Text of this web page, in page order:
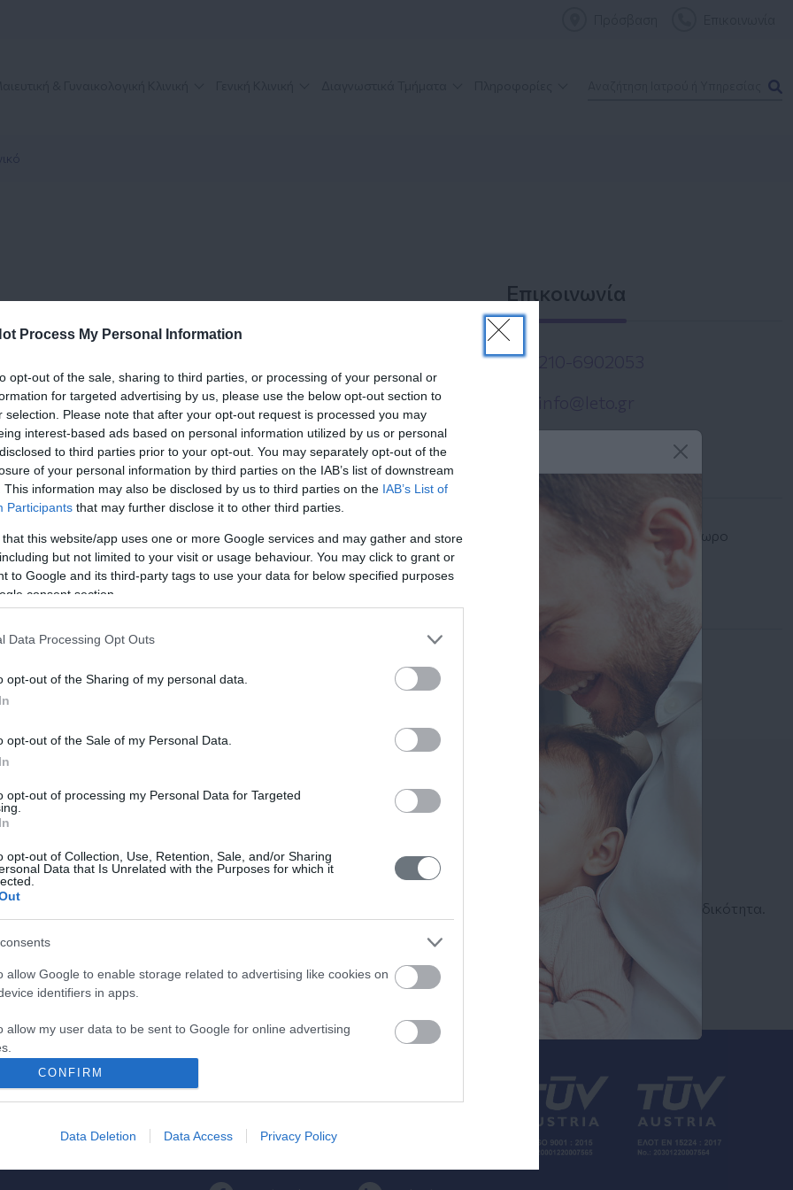
Process My Personal Information
opt-out of the sale, sharing to third parties, or processing of your personal or
for targeted advertising by us, please use the below opt-out section to
selection. Please note that after your opt-out request is processed you may
interest-based ads based on personal information utilized by us or personal
to third parties prior to your opt-out. You may separately opt-out of the
of your personal information by third parties on the IAB’s list of downstream
This information may also be disclosed by us to third parties on the IAB’s List of
Participants that may further disclose it to other third parties.
that this website/app uses one or more Google services and may gather and store
but not limited to your visit or usage behaviour. You may click to grant or
to Google and its third-party tags to use your data for below specified purposes
consent section.
Data Processing Opt Outs
opt-out of the Sharing of my personal data.
opt-out of the Sale of my Personal Data.
opt-out of processing my Personal Data for Targeted
opt-out of Collection, Use, Retention, Sale, and/or Sharing
Data that Is Unrelated with the Purposes for which it
allow Google to enable storage related to advertising like cookies on
identifiers in apps.
allow my user data to be sent to Google for online advertising
allow Google to send me personalized advertising.
allow Google to enable storage related to analytics like cookies on
identifiers in apps.
allow Google to enable storage related to functionality of the website
CONFIRM
Data Deletion Data Access Privacy Policy
καρδιολόγους και καλύπτει τις ανάγκες της
και καρδιολογική εκτίμηση, καθώς και τη
έλεγχος των επιτόκων, παρακολούθηση των λεχωΐδων
Επικοινωνία
Λειτουργία
Το τμήμα λειτουργεί όλο το 24ωρο
Αναζήτηση Ιατρών
Κύησης
σας & των γόνιμων ημερών.
Αναζήτηση
Ιατρού
Αναζητήστε με όνομα ή ειδικότητα.
Επικοινωνήστε μαζί μας
210 6902000